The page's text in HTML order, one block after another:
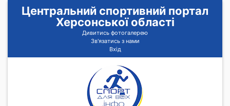
Центральний спортивний портал
Херсонської області
Дивитись фотогалерею
Зв'язатись з нами
Вхід